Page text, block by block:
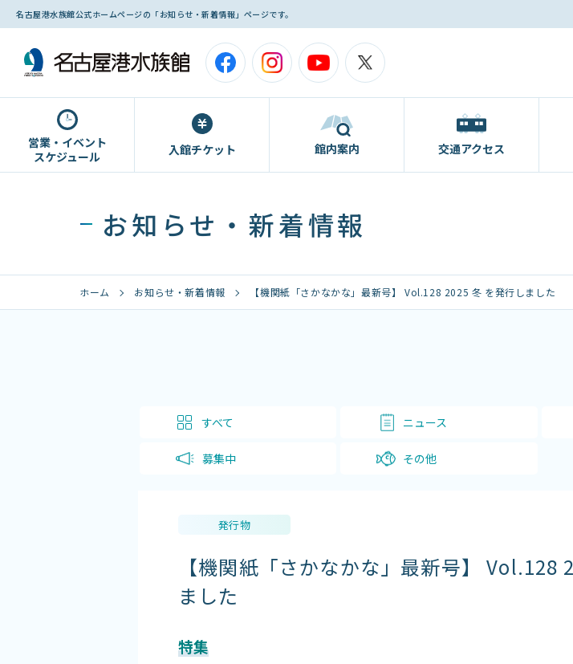
名古屋港水族館公式ホームページの「お知らせ・新着情報」ページです。
営業・イベント
スケジュール
入館チケット 館内案内 交通アクセス
お知らせ・新着情報
ホーム お知らせ・新着情報 【機関紙「さかなかな」最新号】 Vol.128 2025 冬 を発行しました
すべて ニュース
募集中 その他
発行物
【機関紙「さかなかな」最新号】 Vol.128
ました
特集